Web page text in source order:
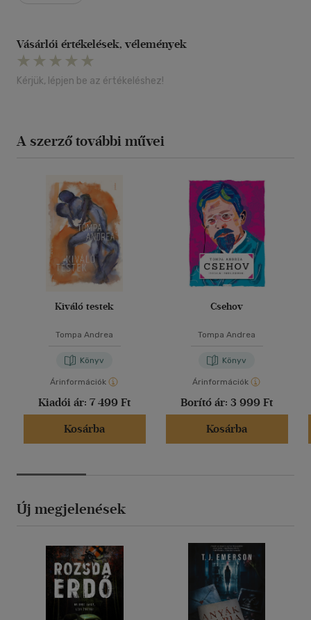
Vásárlói értékelések, vélemények
Kérjük, lépjen be az értékeléshez!
A szerző további művei
Kiváló testek
Tompa Andrea
Könyv
Árinformációk
Kiadói ár: 7 499 Ft
Kosárba
Csehov
Tompa Andrea
Könyv
Árinformációk
Borító ár: 3 999 Ft
Kosárba
Új megjelenések